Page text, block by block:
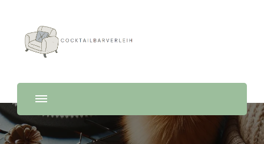
Cocktailbarverleih